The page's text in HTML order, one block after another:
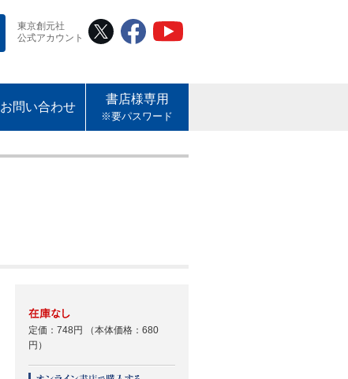
東京創元社
公式アカウント
お問い合わせ
書店様専用
※要パスワード
定価：748円
（本体価格：680
円）